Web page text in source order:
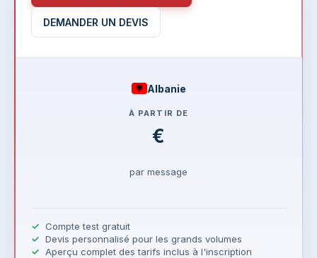
DEMANDER UN DEVIS
Albanie
À PARTIR DE
€
par message
Compte test gratuit
Devis personnalisé pour les grands volumes
Aperçu complet des tarifs inclus à l'inscription